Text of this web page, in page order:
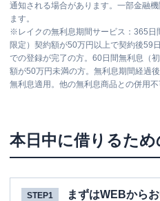
通知される場合があります。一部金融
ます。
※ レイクの無利息期間サービス：365
限定）契約額が50万円以上で契約後59
での登録が完了の方。60日間無利息（
額が50万円未満の方。無利息期間経過
無利息適用。他の無利息商品との併用不
本日中に借りるた
STEP1 まずはWEBから